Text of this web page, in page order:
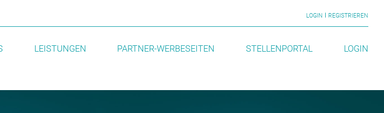
LOGIN REGISTRIEREN
LEISTUNGEN PARTNER-WERBESEITEN STELLENPORTAL LOGIN